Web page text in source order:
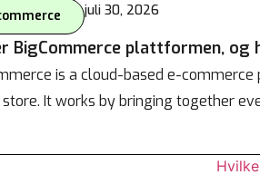
juli 30, 2026
BigCommerce plattformen, og
is a cloud-based e-
It works by bringing together